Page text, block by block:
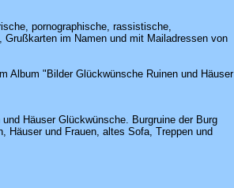
pornographische, rassistische,
im Namen und mit Mailadressen von
Album "Bilder Glückwünsche Ruinen und Häuser
Häuser Glückwünsche. Burgruine der Burg
Häuser und Frauen, altes Sofa, Treppen und